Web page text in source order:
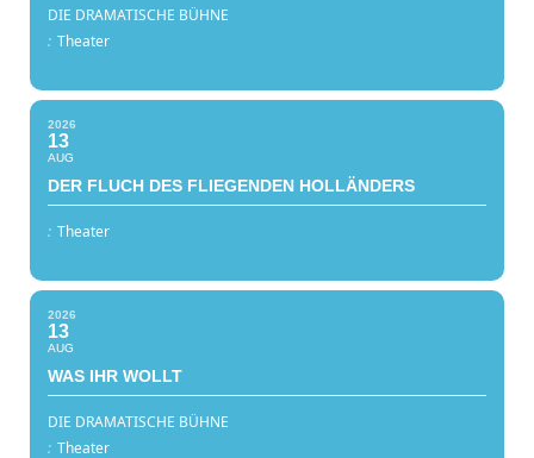
DIE DRAMATISCHE BÜHNE
: Theater
2026
13
AUG
DER FLUCH DES FLIEGENDEN HOLLÄNDERS
: Theater
2026
13
AUG
WAS IHR WOLLT
DIE DRAMATISCHE BÜHNE
: Theater